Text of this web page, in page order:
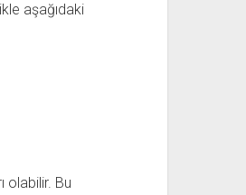
aşağıdaki
olabilir. Bu